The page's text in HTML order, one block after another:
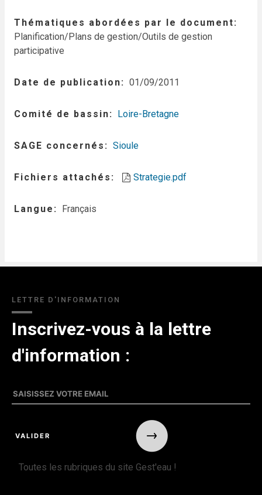
Thématiques abordées par le document
Planification/Plans de gestion/Outils de gestion
participative
Date de publication 01/09/2011
Comité de bassin Loire-Bretagne
SAGE concernés Sioule
Fichiers attachés Strategie.pdf
Langue Français
LETTRE D'INFORMATION
Inscrivez-vous à la lettre
d'information :
Toutes les rubriques du site Gest'eau !